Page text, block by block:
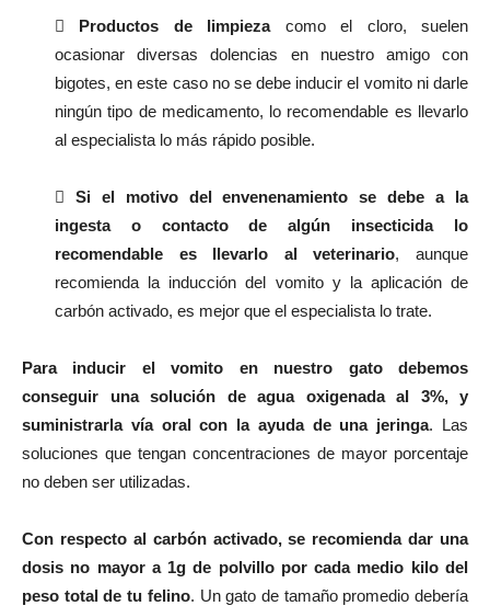
 Productos de limpiezacomo el cloro, suelen
ocasionar diversas dolencias en nuestro amigo con
bigotes, en este caso no se debe inducir el vomito ni darle
ningún tipo de medicamento, lo recomendable es llevarlo
al especialista lo más rápido posible.
 Si el motivo del envenenamiento se debe a la
ingesta o contacto de algún insecticida lo
recomendable es llevarlo al veterinario, aunque
recomienda la inducción del vomito y la aplicación de
carbón activado, es mejor que el especialista lo trate.
Para inducir el vomito en nuestro gato debemos
conseguir una solución de agua oxigenada al 3%, y
suministrarla vía oral con la ayuda de una jeringa. Las
soluciones que tengan concentraciones de mayor porcentaje
no deben ser utilizadas.
Con respecto al carbón activado, se recomienda dar una
dosis no mayor a 1g de polvillo por cada medio kilo del
peso total de tu felino. Un gato de tamaño promedio debería